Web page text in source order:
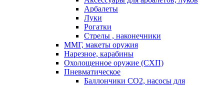
Арбалеты
Луки
Рогатки
Стрелы , наконечники
ММГ, макеты оружия
Нарезное, карабины
Охолощенное оружие (СХП)
Пневматическое
Баллончики СО2, насосы для